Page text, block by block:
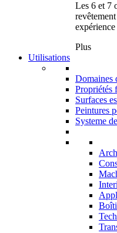
Les 6 et 7
Plus
Utilisations
Domaines
Propriétés
Surfaces
Peintures
Systeme